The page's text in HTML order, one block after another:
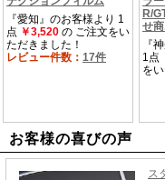
お客様の喜びの声